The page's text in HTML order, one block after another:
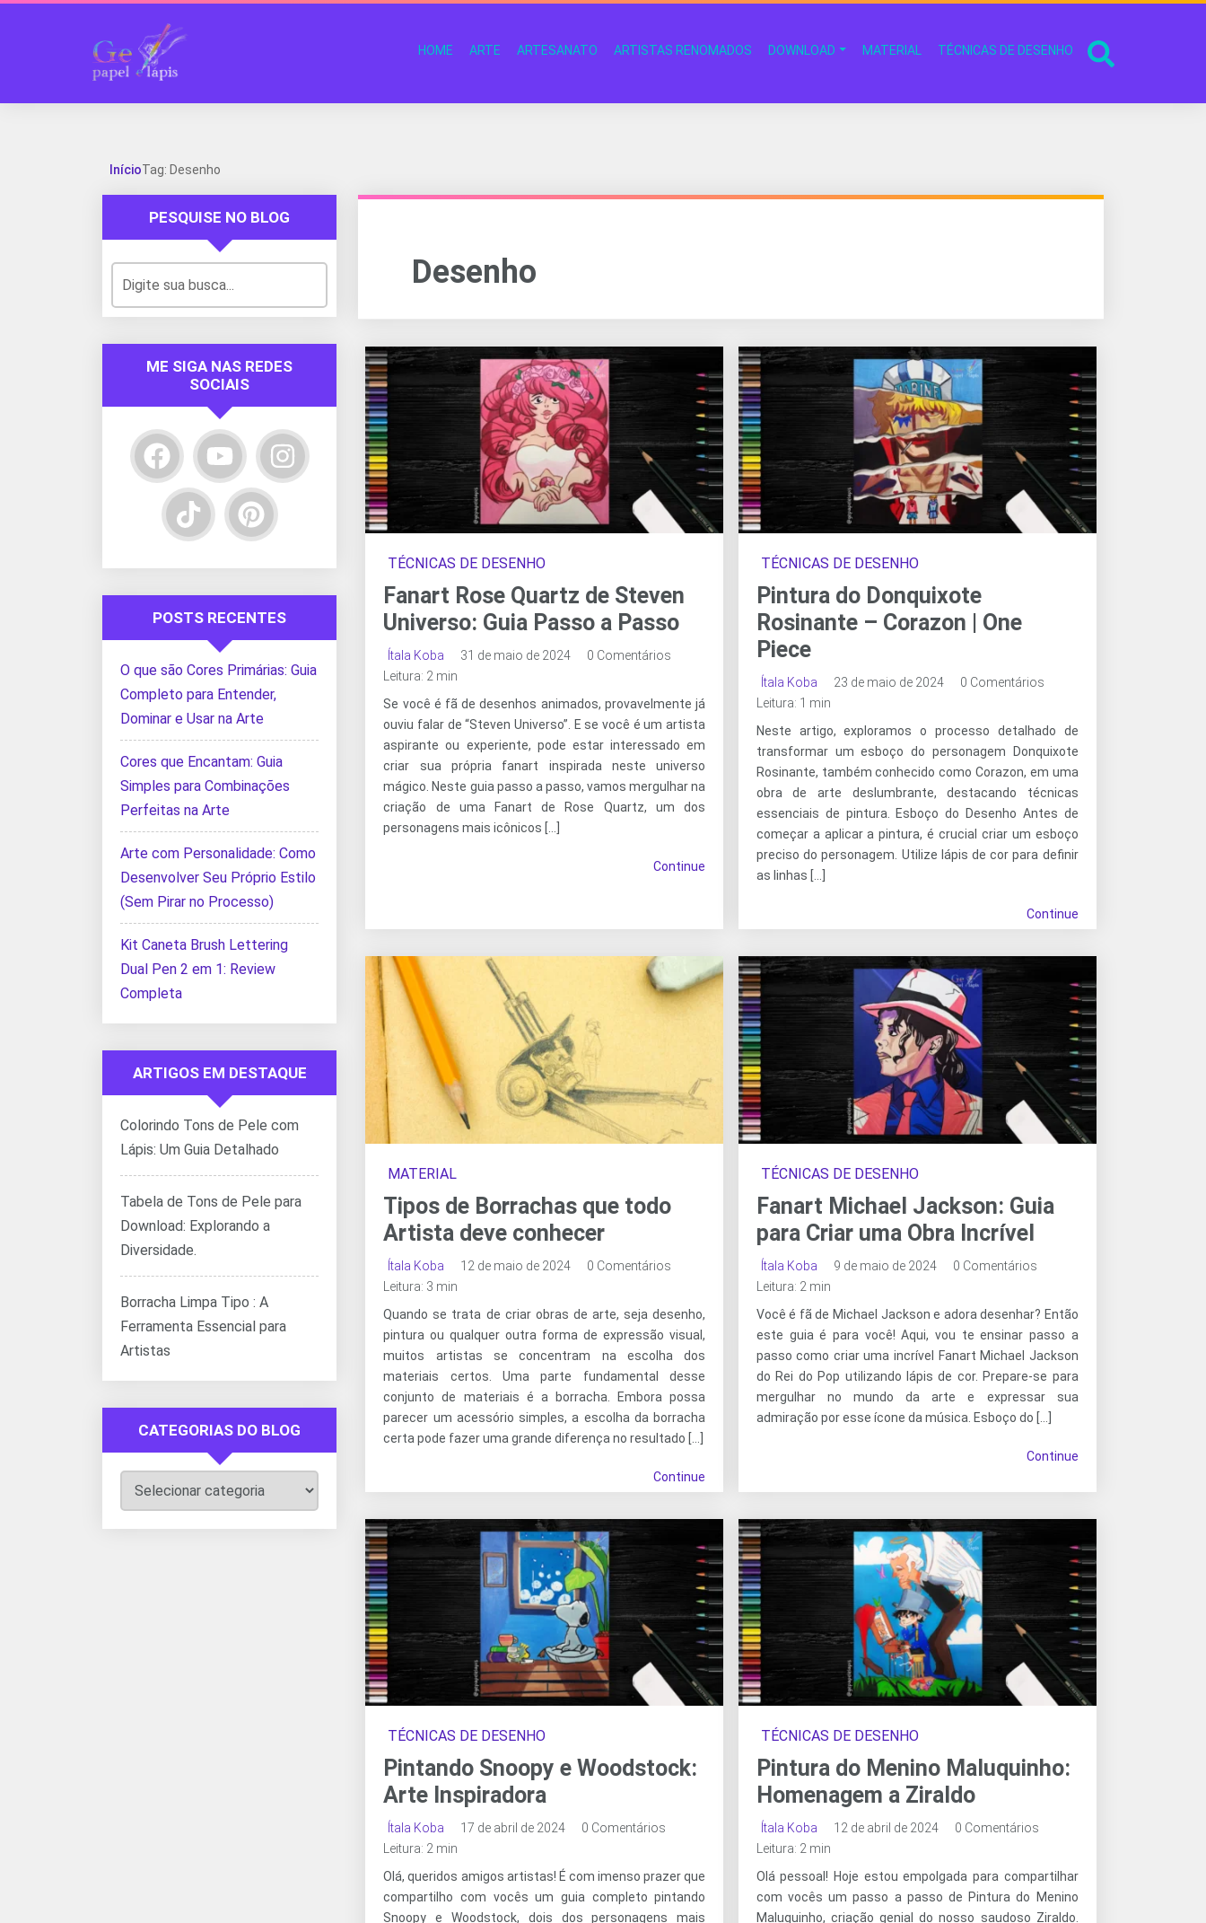
HOME ARTE ARTESANATO ARTISTAS RENOMADOS DOWNLOAD MATERIAL TÉCNICAS DE DESENHO
InícioTag: Desenho
Desenho
TÉCNICAS DE DESENHO
Fanart Rose Quartz de Steven
Universo: Guia Passo a Passo
Ítala Koba 31 de maio de 2024
0 Comentários
Leitura: 2 min
Se você é fã de desenhos animados, provavelmente já
ouviu falar de “Steven Universo”. E se você é um artista
aspirante ou experiente, pode estar interessado em
criar sua própria fanart inspirada neste universo
mágico. Neste guia passo a passo, vamos mergulhar na
criação de uma Fanart de Rose Quartz, um dos
personagens mais icônicos […]
Continue
TÉCNICAS DE DESENHO
Pintura do Donquixote
Rosinante – Corazon | One
Piece
Ítala Koba 23 de maio de 2024
0 Comentários
Leitura: 1 min
Neste artigo, exploramos o processo detalhado de
transformar um esboço do personagem Donquixote
Rosinante, também conhecido como Corazon, em uma
obra de arte deslumbrante, destacando técnicas
essenciais de pintura. Esboço do Desenho Antes de
começar a aplicar a pintura, é crucial criar um esboço
preciso do personagem. Utilize lápis de cor para definir
as linhas […]
Continue
MATERIAL
Tipos de Borrachas que todo
Artista deve conhecer
Ítala Koba 12 de maio de 2024
0 Comentários
Leitura: 3 min
Quando se trata de criar obras de arte, seja desenho,
pintura ou qualquer outra forma de expressão visual,
muitos artistas se concentram na escolha dos
materiais certos. Uma parte fundamental desse
conjunto de materiais é a borracha. Embora possa
parecer um acessório simples, a escolha da borracha
certa pode fazer uma grande diferença no resultado […]
Continue
TÉCNICAS DE DESENHO
Fanart Michael Jackson: Guia
para Criar uma Obra Incrível
Ítala Koba 9 de maio de 2024
0 Comentários
Leitura: 2 min
Você é fã de Michael Jackson e adora desenhar? Então
este guia é para você! Aqui, vou te ensinar passo a
passo como criar uma incrível Fanart Michael Jackson
do Rei do Pop utilizando lápis de cor. Prepare-se para
mergulhar no mundo da arte e expressar sua
admiração por esse ícone da música. Esboço do […]
Continue
TÉCNICAS DE DESENHO
Pintando Snoopy e Woodstock:
Arte Inspiradora
Ítala Koba 17 de abril de 2024
0 Comentários
Leitura: 2 min
Olá, queridos amigos artistas! É com imenso prazer que
compartilho com vocês um guia completo pintando
Snoopy e Woodstock, dois dos personagens mais
TÉCNICAS DE DESENHO
Pintura do Menino Maluquinho:
Homenagem a Ziraldo
Ítala Koba 12 de abril de 2024
0 Comentários
Leitura: 2 min
Olá pessoal! Hoje estou empolgada para compartilhar
com vocês um passo a passo de Pintura do Menino
Maluquinho, criação genial do nosso saudoso Ziraldo.
PESQUISE NO BLOG
ME SIGA NAS REDES
SOCIAIS
POSTS RECENTES
O que são Cores Primárias: Guia
Completo para Entender,
Dominar e Usar na Arte
Cores que Encantam: Guia
Simples para Combinações
Perfeitas na Arte
Arte com Personalidade: Como
Desenvolver Seu Próprio Estilo
(Sem Pirar no Processo)
Kit Caneta Brush Lettering
Dual Pen 2 em 1: Review
Completa
ARTIGOS EM DESTAQUE
Colorindo Tons de Pele com
Lápis: Um Guia Detalhado
Tabela de Tons de Pele para
Download: Explorando a
Diversidade.
Borracha Limpa Tipo : A
Ferramenta Essencial para
Artistas
CATEGORIAS DO BLOG
Categorias
do
Blog